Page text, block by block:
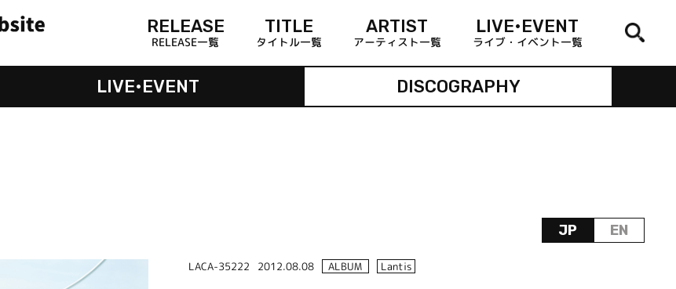
RELEASE
RELEASE一覧
TITLE
タイトル一覧
ARTIST
アーティスト一覧
LIVE•EVENT
ライブ・イベント一覧
LIVE•EVENT DISCOGRAPHY
JP EN
LACA-35222 2012.08.08 ALBUM Lantis